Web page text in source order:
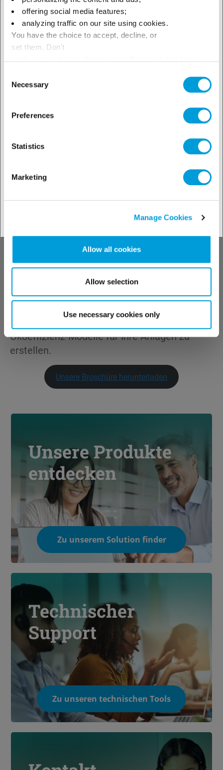
offering social media features;
analyzing traffic on our site using cookies.
You have the choice to accept, decline, or
set them. Don't
Selection
Necessary
Preferences
Statistics
Marketing
Manage Cookies
Allow all cookies
Allow selection
Use necessary cookies only
× Schliessen
Wählen Sie Ihren geografischen
Architektur Ihrer künftigen Läden benötigen.
Beispiel für ein Simulationsergebnis:
Unsere Experten stehen bereit, um
Ökoeffizienz-Modelle für Ihre Anlagen zu
erstellen.
Unsere Broschüre herunterladen
Unsere Produkte
entdecken
Zu unserem Solution finder
Technischer
Support
Zu unseren technischen Tools